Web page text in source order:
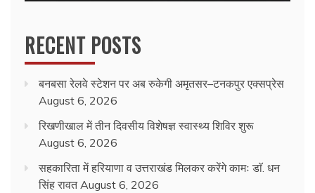
RECENT POSTS
बनबसा रेलवे स्टेशन पर अब रुकेगी अमृतसर–टनकपुर एक्सप्रेस
August 6, 2026
रिखणीखाल में तीन दिवसीय विशेषज्ञ स्वास्थ्य शिविर शुरू
August 6, 2026
सहकारिता में हरियाणा व उत्तराखंड मिलकर करेंगे कामः डाॅ. धन
सिंह रावत August 6, 2026